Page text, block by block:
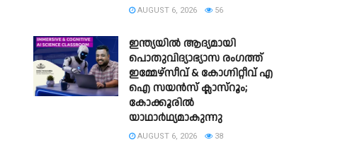
AUGUST 6, 2026 56
ഇന്ത്യയിൽ ആദ്യമായി
പൊതുവിദ്യാഭ്യാസ രംഗത്ത്
ഇമ്മേഴ്സീവ് & കോഗ്നിറ്റീവ് എ
ഐ സയൻസ് ക്ലാസ്‌റൂം;
കോക്കൂരിൽ
യാഥാർഥ്യമാകുന്നു
AUGUST 6, 2026 38